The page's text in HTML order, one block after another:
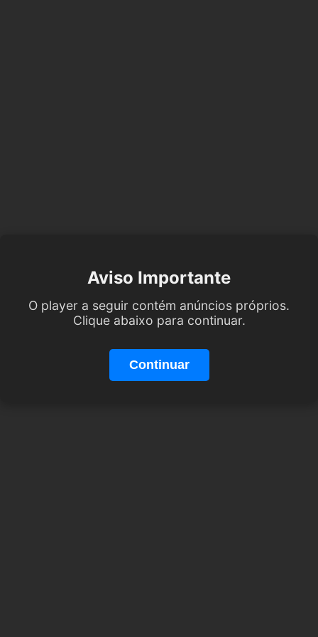
Aviso Importante
O player a seguir contém anúncios próprios.
Clique abaixo para continuar.
Continuar